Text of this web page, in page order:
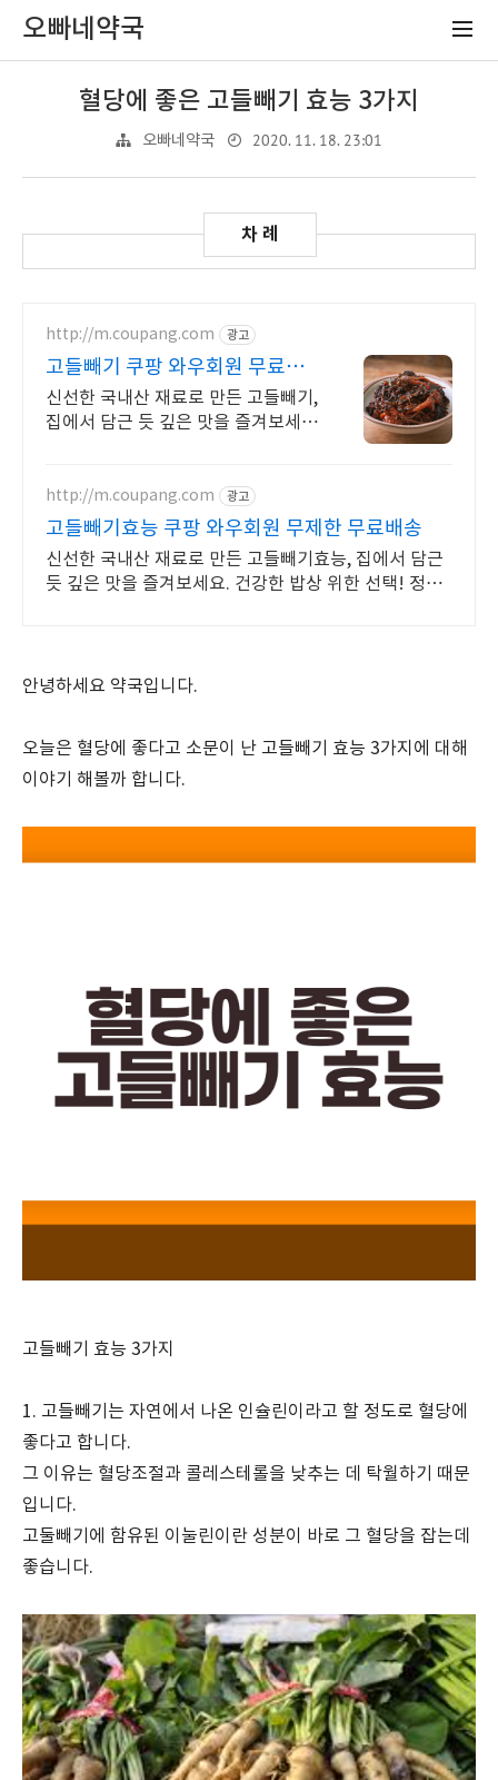
오빠네약국
혈당에 좋은 고들빼기 효능 3가지
오빠네약국 2020. 11. 18. 23:01
http://m.coupang.com 광고
고들빼기 쿠팡 와우회원 무료배
송
신선한 국내산 재료로 만든 고들빼기,
집에서 담근 듯 깊은 맛을 즐겨보세
http://m.coupang.com 광고
고들빼기효능 쿠팡 와우회원 무제한 무료배송
신선한 국내산 재료로 만든 고들빼기효능, 집에서 담근
듯 깊은 맛을 즐겨보세요. 건강한 밥상 위한 선택! 정성
안녕하세요 약국입니다.
오늘은 혈당에 좋다고 소문이 난 고들빼기 효능 3가지에 대해
이야기 해볼까 합니다.
고들빼기 효능 3가지
1. 고들빼기는 자연에서 나온 인슐린이라고 할 정도로 혈당에
좋다고 합니다.
그 이유는 혈당조절과 콜레스테롤을 낮추는 데 탁월하기 때문
입니다.
고둘빼기에 함유된 이눌린이란 성분이 바로 그 혈당을 잡는데
좋습니다.